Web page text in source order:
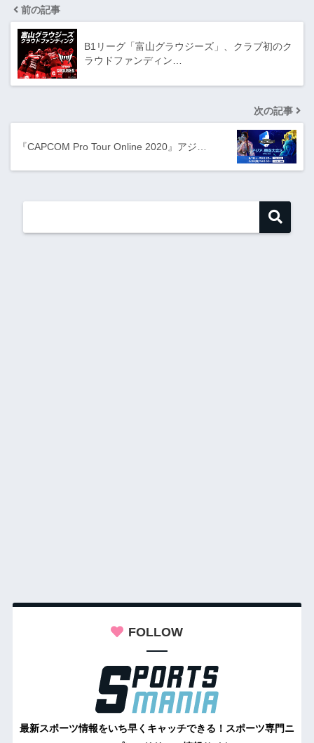
前の記事
B1リーグ「富山グラウジーズ」、クラブ初のク
ラウドファンディン…
次の記事
『CAPCOM Pro Tour Online 2020』アジ…
FOLLOW
最新スポーツ情報をいち早くキャッチできる！スポーツ専門ニ